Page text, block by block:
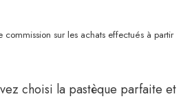
commission sur les achats effectués à partir
choisi la pastèque parfaite et